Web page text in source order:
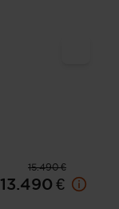
15.490 €
13.490 €